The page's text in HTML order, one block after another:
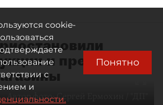
и прекратили
Автор фото:Сергей Ермохин / "ДП"
cookie-
с
и
Понятно